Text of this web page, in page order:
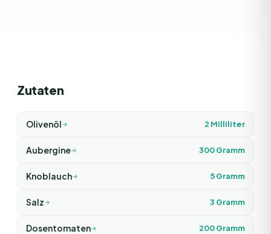
Zutaten
Olivenöl 2 Milliliter
Aubergine 300Gramm
Knoblauch 5Gramm
Salz 3 Gramm
Dosentomaten 200Gramm